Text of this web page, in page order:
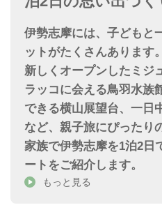
伊勢志摩には、子どもと
ットがたくさんあります。
新しくオープンしたミジ
ラッコに会える鳥羽水族
できる横山展望台、一日
など、親子旅にぴったり
家族で伊勢志摩を1泊2日
ートをご紹介します。
もっと見る